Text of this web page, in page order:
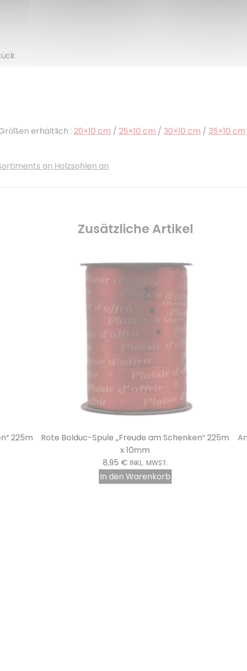
erhältlich : 20×10 cm / 25×10 cm / 30×10 cm / 35×10 cm
an Holzsohlen an
Zusätzliche Artikel
225m
Anis-Bolduc-Spule „plaisir d’offrir“ 225m x 10mm
7,33€ INKL. MWST.
In den Warenkorb